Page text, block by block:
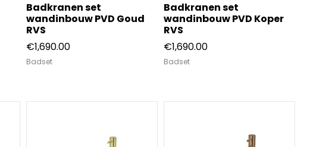
Badkranen set
wandinbouw PVD Goud
RVS
€1,690.00
Badset
Badkranen set
wandinbouw PVD Koper
RVS
€1,690.00
Badset